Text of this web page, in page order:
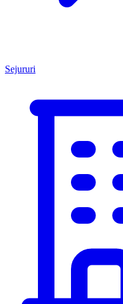
Sejururi